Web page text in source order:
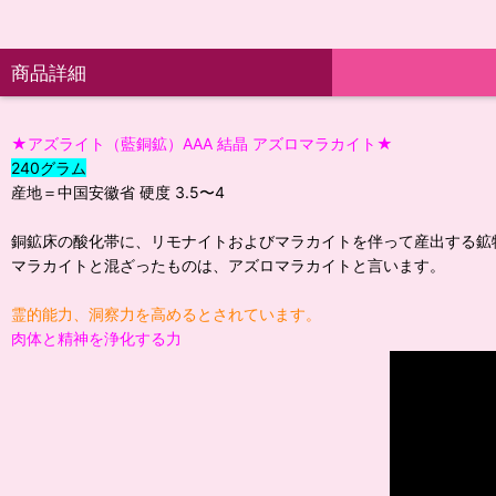
商品詳細
★アズライト（藍銅鉱）AAA 結晶 アズロマラカイト★
240グラム
産地＝中国安徽省 硬度 3.5〜4
銅鉱床の酸化帯に、リモナイトおよびマラカイトを伴って産出する鉱
マラカイトと混ざったものは、アズロマラカイトと言います。
霊的能力、洞察力を高めるとされています。
肉体と精神を浄化する力